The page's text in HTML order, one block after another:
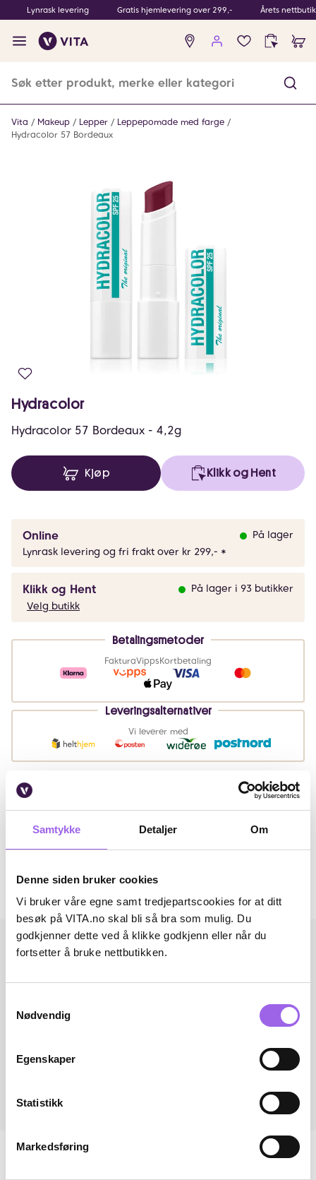
Samtykke Detaljer Om
Denne siden bruker cookies
Vi bruker våre egne samt tredjepartscookies for at ditt
besøk på VITA.no skal bli så bra som mulig. Du
godkjenner dette ved å klikke godkjenn eller når du
fortsetter å bruke nettbutikken.
Nødvendig
Egenskaper
Statistikk
Markedsføring
Lynrask levering Gratis hjemlevering over 299,- Årets
Ingen
produkter
Vita Makeup Lepper
Leppepomade med farge
Hydracolor 57 Bordeaux
Hydracolor
Hydracolor 57 Bordeaux - 4,2g
Kjøp Klikk og Hent
Online
På lager
Lynrask levering og fri frakt over kr 299,- *
Klikk og Hent
På lager i 93 butikker
Velg butikk
Betalingsmetoder
FakturaVippsKortbetaling
Leveringsalternativer
Vi leverer med
Artikkelnummer: 250708012
Andre har også kjøpt..